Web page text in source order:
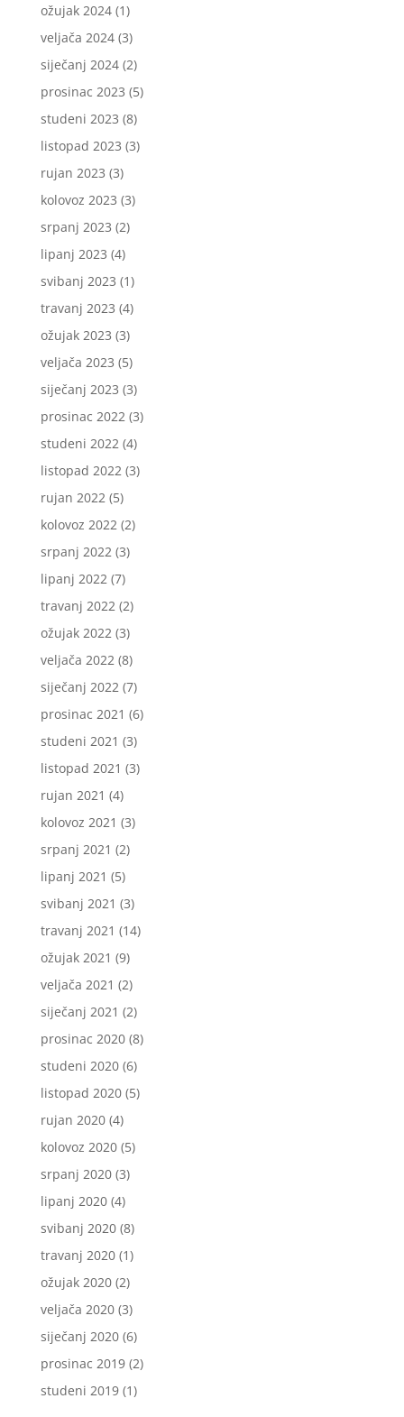
ožujak 2024(1)
veljača 2024(3)
siječanj 2024(2)
prosinac 2023 (5)
studeni 2023 (8)
listopad 2023 (3)
rujan 2023 (3)
kolovoz 2023 (3)
srpanj 2023 (2)
lipanj 2023 (4)
svibanj 2023 (1)
travanj 2023 (4)
ožujak 2023 (3)
veljača 2023 (5)
siječanj 2023 (3)
prosinac 2022(3)
studeni 2022(4)
listopad 2022(3)
rujan 2022(5)
kolovoz 2022(2)
srpanj 2022(3)
lipanj 2022(7)
travanj 2022(2)
ožujak 2022(3)
veljača 2022(8)
siječanj 2022(7)
prosinac 2021 (6)
studeni 2021 (3)
listopad 2021 (3)
rujan 2021 (4)
kolovoz 2021 (3)
srpanj 2021 (2)
lipanj 2021 (5)
svibanj 2021 (3)
travanj 2021 (14)
ožujak 2021 (9)
veljača 2021 (2)
siječanj 2021 (2)
prosinac 2020(8)
studeni 2020(6)
listopad 2020(5)
rujan 2020(4)
kolovoz 2020(5)
srpanj 2020(3)
lipanj 2020(4)
svibanj 2020(8)
travanj 2020(1)
ožujak 2020(2)
veljača 2020(3)
siječanj 2020(6)
prosinac 2019(2)
studeni 2019(1)